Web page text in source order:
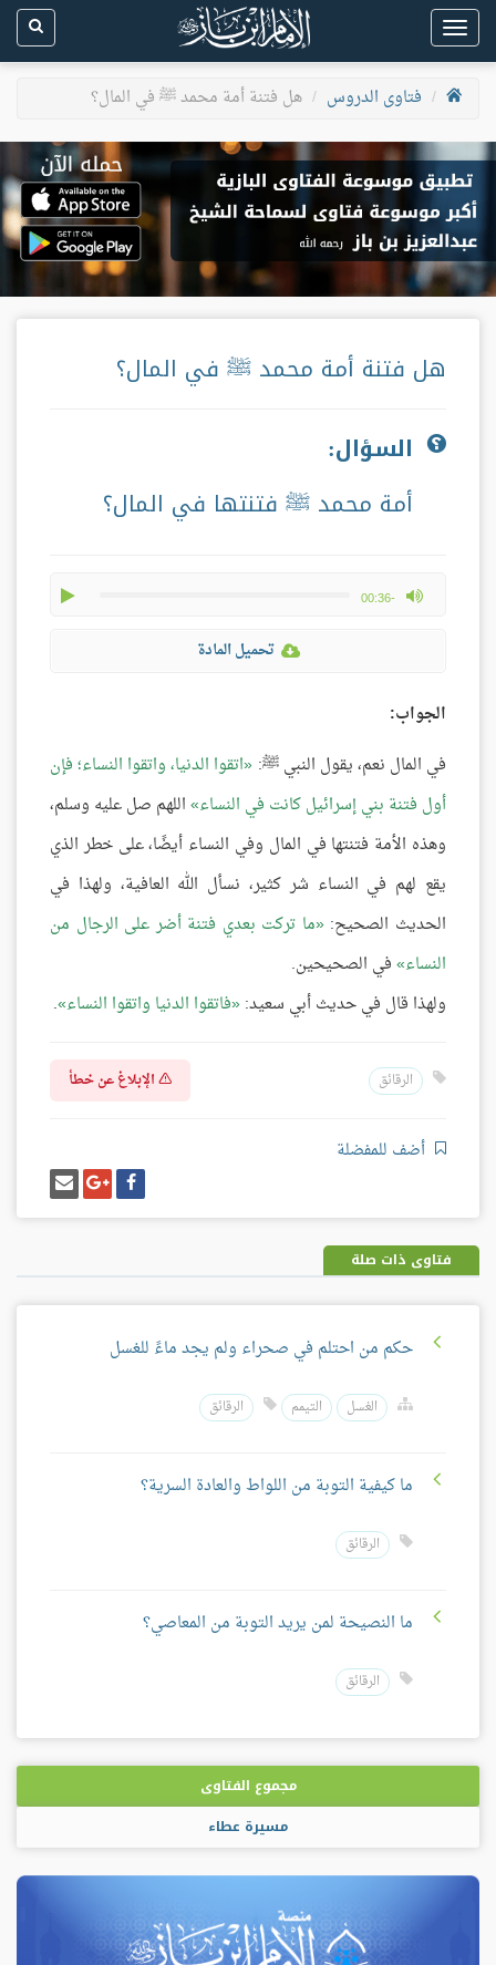
Toggle
navigation
فتاوى الدروس
هل فتنة أمة محمد ﷺ في المال؟
هل فتنة أمة محمد ﷺ في المال؟
السؤال:
أمة محمد ﷺ فتنتها في المال؟
-00:36
max volume
تحميل المادة
الجواب:
في المال نعم، يقول النبي ﷺ: اتقوا الدنيا، واتقوا النساء؛ فإن
أول فتنة بني إسرائيل كانت في النساء اللهم صل عليه وسلم،
وهذه الأمة فتنتها في المال وفي النساء أيضًا، على خطر الذي
يقع لهم في النساء شر كثير، نسأل الله العافية، ولهذا في
الحديث الصحيح: ما تركت بعدي فتنة أضر على الرجال من
النساء في الصحيحين.
ولهذا قال في حديث أبي سعيد: فاتقوا الدنيا واتقوا النساء .
الرقائق الإبلاغ عن خطأ
أضف للمفضلة
شارك
على
فيسبوك
شارك
على
غوغل
بلس
إرسل
إيميل
فتاوى ذات صلة
حكم من احتلم في صحراء ولم يجد ماءً للغسل
الغسل التيمم الرقائق
ما كيفية التوبة من اللواط والعادة السرية؟
الرقائق
ما النصيحة لمن يريد التوبة من المعاصي؟
الرقائق
مجموع الفتاوى
مسيرة عطاء